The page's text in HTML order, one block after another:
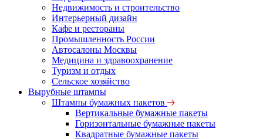
Недвижимость и строительство
Интерьерный дизайн
Кафе и рестораны
Промышленность России
Автосалоны Москвы
Медицина и здравоохранение
Туризм и отдых
Сельское хозяйство
Вырубные штампы
Штампы бумажных пакетов
Вертикальные бумажные пакеты
Горизонтальные бумажные пакеты
Квадратные бумажные пакеты